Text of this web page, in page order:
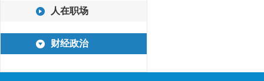
人在职场
财经政治